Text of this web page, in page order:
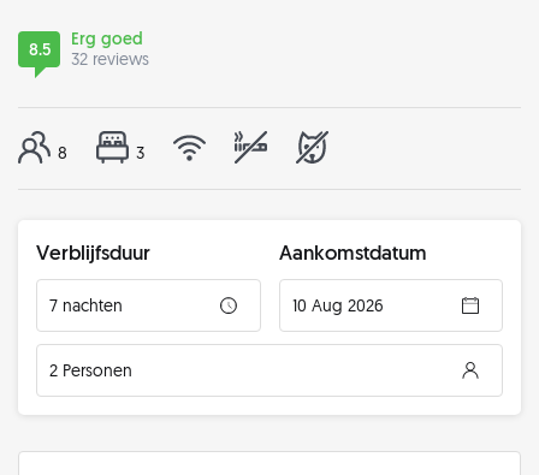
8.5
Erg goed
32 reviews
8 3
Verblijfsduur
7 nachten
Aankomstdatum
10 Aug 2026
2 Personen